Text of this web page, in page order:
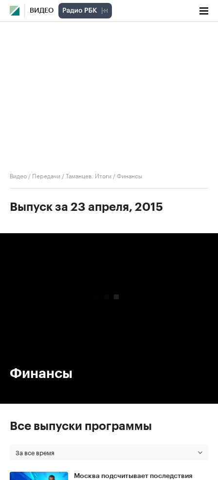
ВИДЕО
Видео / Передачи /Таманцев. Итоги /Финансы
Выпуск за 23 апреля, 2015
Финансы
Все выпуски программы
За все время
Москва подсчитывает последствия